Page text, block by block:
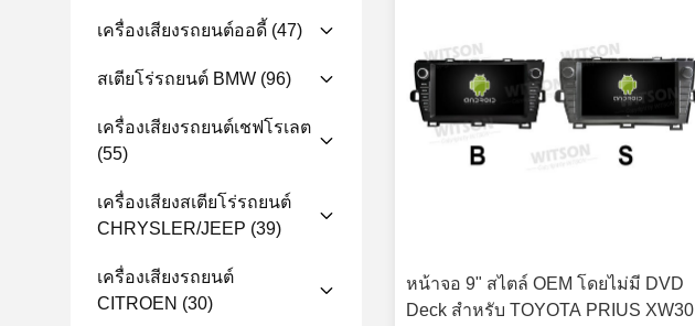
เครื่องเสียงรถยนต์ออดี้ (47)
สเตียโร่รถยนต์ BMW (96)
เครื่องเสียงรถยนต์เชฟโรเลต
(55)
เครื่องเสียงสเตียโร่รถยนต์
CHRYSLER/JEEP (39)
เครื่องเสียงรถยนต์
CITROEN (30)
หน้าจอ 9" สไตล์ OEM โดยไม่มี DVD
Deck สําหรับ TOYOTA PRIUS XW30